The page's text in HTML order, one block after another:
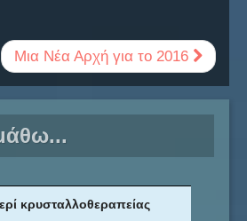
Μια Νέα Αρχή για το 2016
κρυσταλλοθεραπείας